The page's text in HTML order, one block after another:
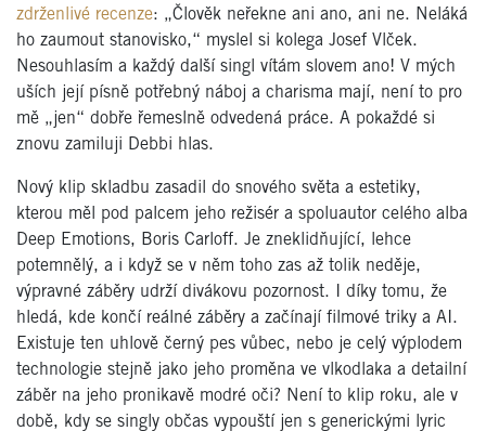
zdrženlivé recenze: „Člověk neřekne ani ano, ani ne. Neláká
ho zaumout stanovisko,“ myslel si kolega Josef Vlček.
Nesouhlasím a každý další singl vítám slovem ano! V mých
uších její písně potřebný náboj a charisma mají, není to pro
mě „jen“ dobře řemeslně odvedená práce. A pokaždé si
znovu zamiluji Debbi hlas.
Nový klip skladbu zasadil do snového světa a estetiky,
kterou měl pod palcem jeho režisér a spoluautor celého alba
Deep Emotions, Boris Carloff. Je zneklidňující, lehce
potemnělý, a i když se v něm toho zas až tolik neděje,
výpravné záběry udrží divákovu pozornost. I díky tomu, že
hledá, kde končí reálné záběry a začínají filmové triky a AI.
Existuje ten uhlově černý pes vůbec, nebo je celý výplodem
technologie stejně jako jeho proměna ve vlkodlaka a detailní
záběr na jeho pronikavě modré oči? Není to klip roku, ale v
době, kdy se singly občas vypouští jen s generickými lyric